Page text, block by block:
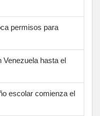
permisos para
Venezuela hasta el
escolar comienza el